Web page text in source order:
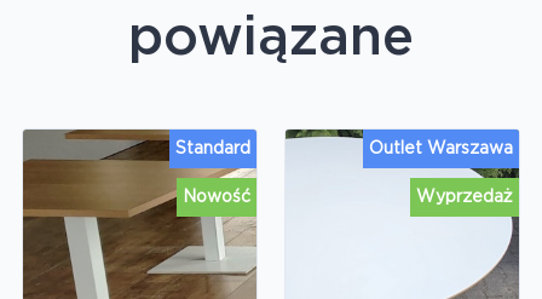
powiązane
Nowość
Standard
Wyprzedaż
Outlet Warszawa